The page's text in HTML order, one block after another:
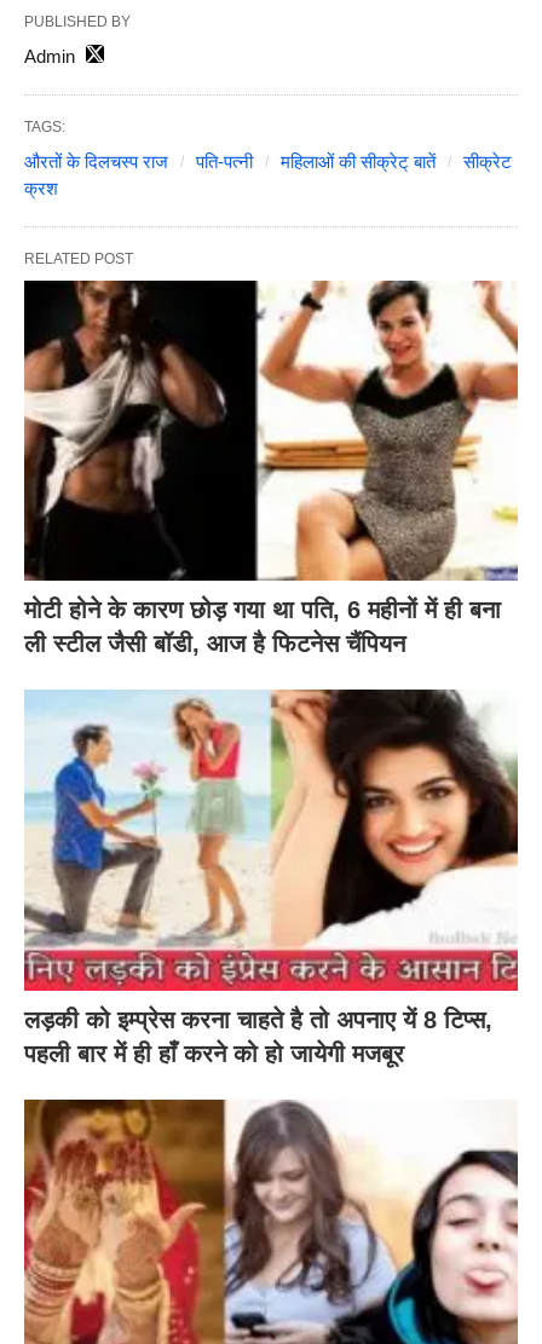
PUBLISHED BY
Admin
TAGS:
औरतों के दिलचस्प राज पति-पत्नी महिलाओं की सीक्रेट् बातें
सीक्रेट
क्रश
RELATED POST
मोटी होने के कारण छोड़ गया था पति, 6 महीनों में ही बना
ली स्टील जैसी बॉडी, आज है फिटनेस चैंपियन
लड़की को इम्प्रेस करना चाहते है तो अपनाए यें 8 टिप्स,
पहली बार में ही हाँ करने को हो जायेगी मजबूर